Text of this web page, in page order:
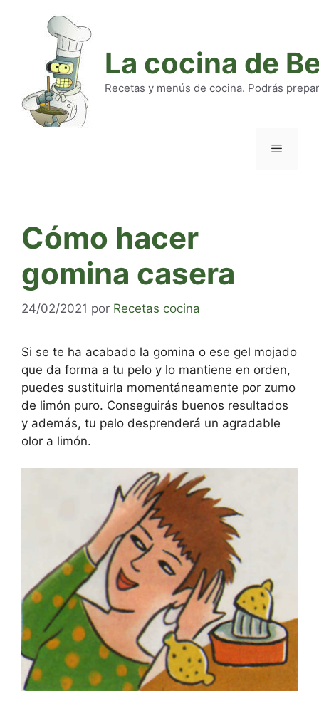
La cocina de
Recetas y menús de cocina. Podrás
Cómo hacer
gomina casera
24/02/2021 por Recetas cocina
Si se te ha acabado la gomina o ese gel mojado
que da forma a tu pelo y lo mantiene en orden,
puedes sustituirla momentáneamente por zumo
de limón puro. Conseguirás buenos resultados
y además, tu pelo desprenderá un agradable
olor a limón.